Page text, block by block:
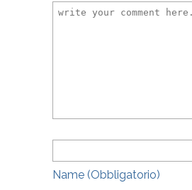
Name (obbligatorio)